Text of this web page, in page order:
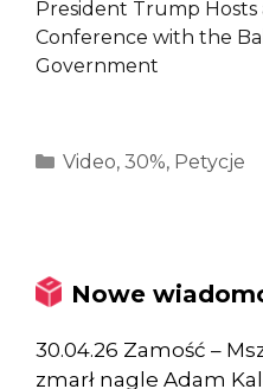
President Trump Hosts
Conference with the
Government
Kategorie
Video, 30%, Petycje
Nowe
30.04.26 Zamość –
zmarł nagle Adam